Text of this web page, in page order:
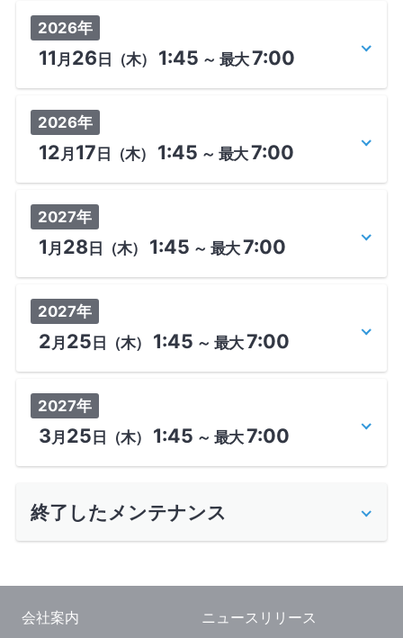
2026年
11 月 26 日 （木） 1:45 ～ 最大7:00
2026年
12月 17 日 （木） 1:45 ～ 最大7:00
2027年
1 月 28 日 （木） 1:45 ～ 最大7:00
2027年
2月 25 日 （木） 1:45 ～ 最大7:00
2027年
3月 25 日 （木） 1:45 ～ 最大7:00
終了したメンテナンス
会社案内 ニュースリリース